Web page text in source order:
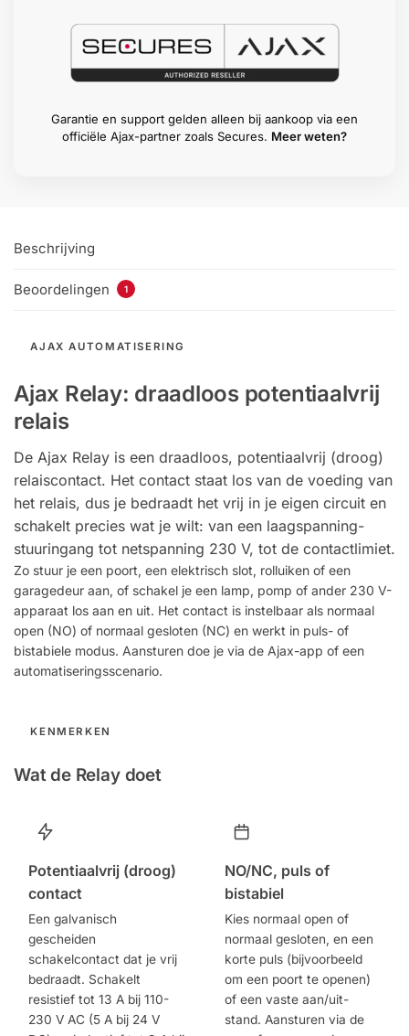
Garantie en support gelden alleen bij aankoop via een
officiële Ajax-partner zoals Secures. Meer weten?
Beschrijving
Beoordelingen 1
AJAX AUTOMATISERING
Ajax Relay: draadloos potentiaalvrij
relais
De Ajax Relay is een draadloos, potentiaalvrij (droog)
relaiscontact. Het contact staat los van de voeding van
het relais, dus je bedraadt het vrij in je eigen circuit en
schakelt precies wat je wilt: van een laagspanning-
stuuringang tot netspanning 230 V, tot de contactlimiet.
Zo stuur je een poort, een elektrisch slot, rolluiken of een
garagedeur aan, of schakel je een lamp, pomp of ander 230 V-
apparaat los aan en uit. Het contact is instelbaar als normaal
open (NO) of normaal gesloten (NC) en werkt in puls- of
bistabiele modus. Aansturen doe je via de Ajax-app of een
automatiseringsscenario.
KENMERKEN
Wat de Relay doet
Potentiaalvrij (droog)
contact
Een galvanisch
gescheiden
schakelcontact dat je vrij
bedraadt. Schakelt
resistief tot 13 A bij 110-
230 V AC (5 A bij 24 V
NO/NC, puls of
bistabiel
Kies normaal open of
normaal gesloten, en een
korte puls (bijvoorbeeld
om een poort te openen)
of een vaste aan/uit-
stand. Aansturen via de